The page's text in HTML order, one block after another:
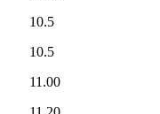
10.5
10.5
11.00